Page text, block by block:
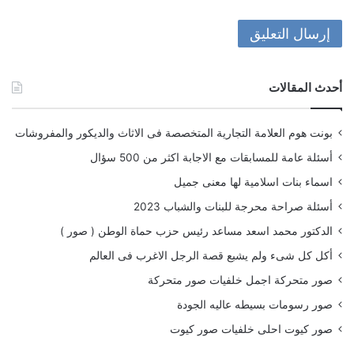
أحدث المقالات
بونت هوم العلامة التجارية المتخصصة فى الاثاث والديكور والمفروشات
أسئلة عامة للمسابقات مع الاجابة اكثر من 500 سؤال
اسماء بنات اسلامية لها معنى جميل
أسئلة صراحة محرجة للبنات والشباب 2023
الدكتور محمد اسعد مساعد رئيس حزب حماة الوطن ( صور )
أكل كل شىء ولم يشبع قصة الرجل الاغرب فى العالم
صور متحركة اجمل خلفيات صور متحركة
صور رسومات بسيطه عاليه الجودة
صور كيوت احلى خلفيات صور كيوت